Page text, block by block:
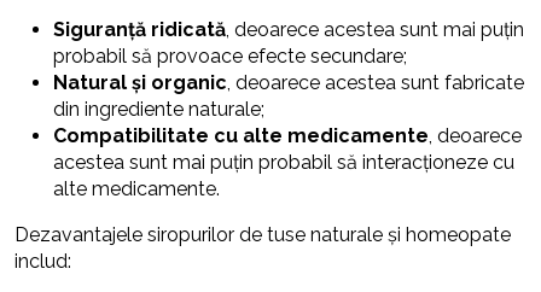
Siguranță ridicată , deoarece acestea sunt mai puțin
probabil să provoace efecte secundare;
Natural și organic , deoarece acestea sunt fabricate
din ingrediente naturale;
Compatibilitate cu alte medicamente , deoarece
acestea sunt mai puțin probabil să interacționeze cu
alte medicamente.
Dezavantajele siropurilor de tuse naturale și homeopate
includ: